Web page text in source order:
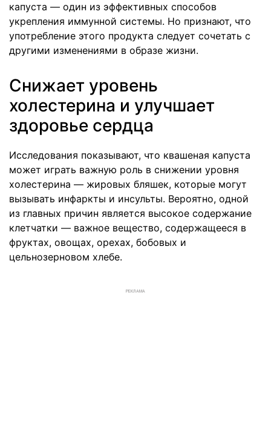
капуста — один из эффективных способов
укрепления иммунной системы. Но признают, что
употребление этого продукта следует сочетать с
другими изменениями в образе жизни.
Снижает уровень
холестерина и улучшает
здоровье сердца
Исследования показывают, что квашеная капуста
может играть важную роль в снижении уровня
холестерина — жировых бляшек, которые могут
вызывать инфаркты и инсульты. Вероятно, одной
из главных причин является высокое содержание
клетчатки — важное вещество, содержащееся в
фруктах, овощах, орехах, бобовых и
цельнозерновом хлебе.
РЕКЛАМА